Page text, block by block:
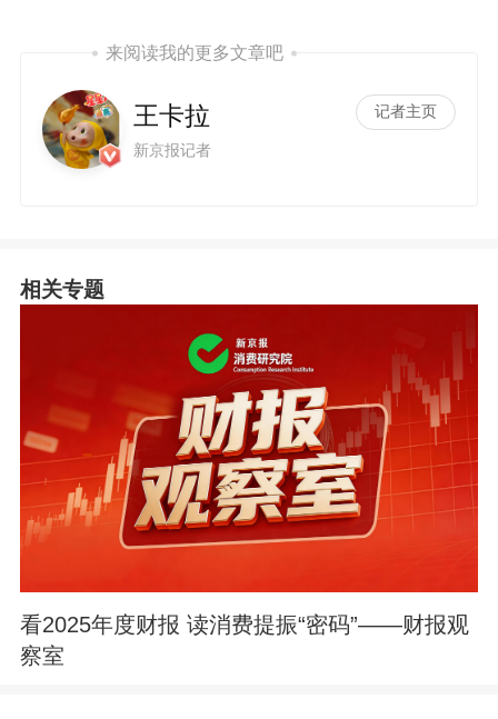
来阅读我的更多文章吧
王卡拉
新京报记者
记者主页
相关专题
看2025年度财报 读消费提振“密码”——财报观
察室